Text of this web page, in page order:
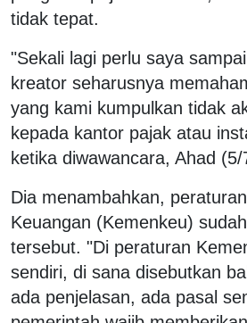
tidak tepat.
"Sekali lagi perlu saya
kreator seharusnya
yang kami kumpulkan tidak
kepada kantor pajak atau
ketika diwawancara, Ahad
Dia menambahkan,
Keuangan (Kemenkeu)
tersebut. "Di peraturan
sendiri, di sana disebutkan
ada penjelasan, ada pasal